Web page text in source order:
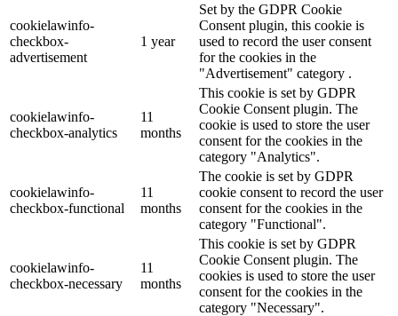
cookielawinfo-
checkbox-
advertisement
1 year
Set by the GDPR Cookie
Consent plugin, this cookie is
used to record the user consent
for the cookies in the
"Advertisement" category .
cookielawinfo-
checkbox-analytics
11
months
This cookie is set by GDPR
Cookie Consent plugin. The
cookie is used to store the user
consent for the cookies in the
category "Analytics".
cookielawinfo-
checkbox-functional
11
months
The cookie is set by GDPR
cookie consent to record the user
consent for the cookies in the
category "Functional".
cookielawinfo-
checkbox-necessary
11
months
This cookie is set by GDPR
Cookie Consent plugin. The
cookies is used to store the user
consent for the cookies in the
category "Necessary".